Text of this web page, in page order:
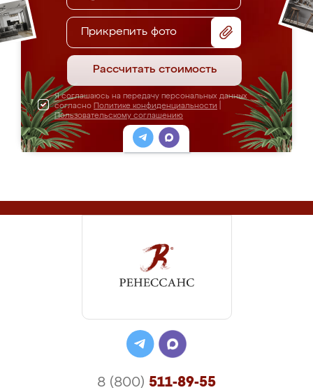
Прикрепить фото
Рассчитать стоимость
Я соглашаюсь на передачу персональных данных
согласно Политике конфиденциальности
Пользовательскому соглашению
8 (800) 511-89-55